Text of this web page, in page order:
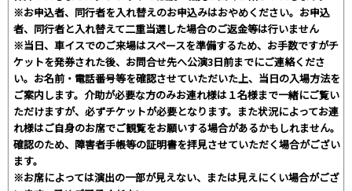
※お申込者、同行者を入れ替えのお申込みはおやめください。お申込
者、同行者と入れ替えて二重当選した場合のご返金等は行いません
※当日、車イスでのご来場はスペースを準備するため、お手数ですがチ
ケットを発券された後、お問合せ先へ公演3日前までにご連絡くださ
い。お名前・電話番号等を確認させていただいた上、当日の入場方法を
ご案内します。介助が必要な方のみお連れ様は１名様まで一緒にご覧い
ただけますが、必ずチケットが必要となります。また状況によってお連
れ様はご自身のお席でご観覧をお願いする場合があるかもしれません。
確認のため、障害者手帳等の証明書を拝見させていただく場合がござい
ます。
※お席によっては演出の一部が見えない、または見えにくい場合がござ